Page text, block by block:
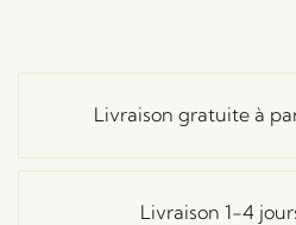
Livraison gratuite à
Livraison 1-4